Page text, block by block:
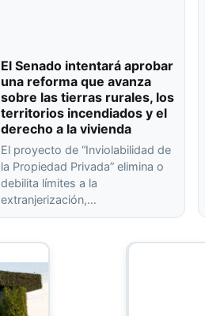
El Senado intentará aprobar
una reforma que avanza
sobre las tierras rurales, los
territorios incendiados y el
derecho a la vivienda
El proyecto de “Inviolabilidad de
la Propiedad Privada” elimina o
debilita límites a la
extranjerización,…